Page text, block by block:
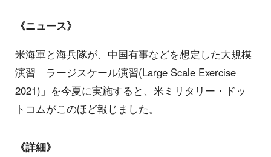
《ニュース》
米海軍と海兵隊が、中国有事などを想定した大規模
演習「ラージスケール演習(Large Scale Exercise
2021)」を今夏に実施すると、米ミリタリー・ドッ
トコムがこのほど報じました。
《詳細》